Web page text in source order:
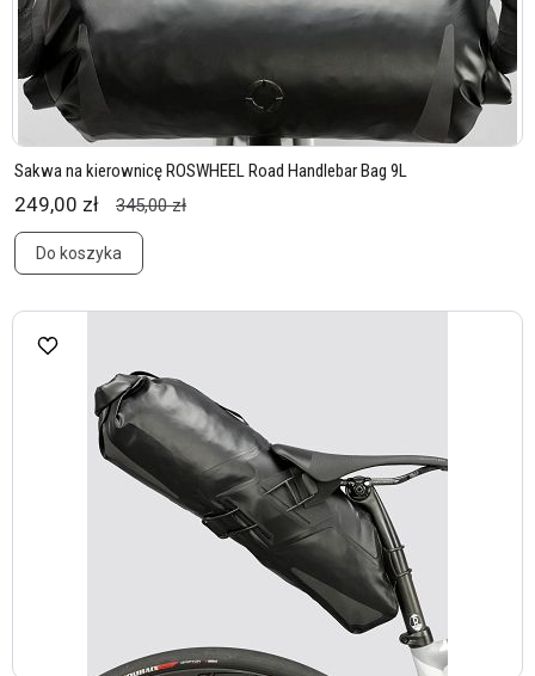
Sakwa na kierownicę ROSWHEEL Road Handlebar Bag 9L
249,00 zł 345,00 zł
Do koszyka